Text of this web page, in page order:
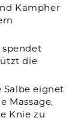
Kampher
spendet
die
Salbe eignet
Massage,
Knie zu